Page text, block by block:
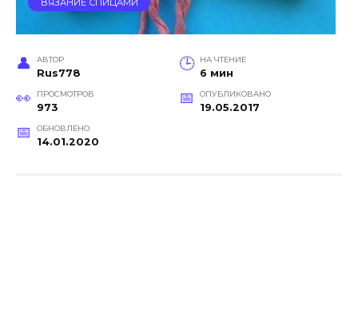
ВЯЗАНИЕ СПИЦАМИ
АВТОР
Rus778
НА ЧТЕНИЕ
6 мин
ПРОСМОТРОВ
973
ОПУБЛИКОВАНО
19.05.2017
ОБНОВЛЕНО
14.01.2020